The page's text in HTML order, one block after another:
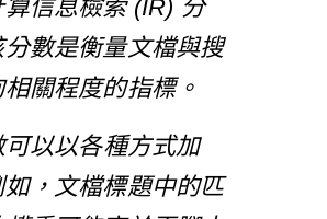
算信息檢索 (IR) 分
分數是衡量文檔與搜
關程度的指標。
以以各種方式加
如，文檔標題中的匹